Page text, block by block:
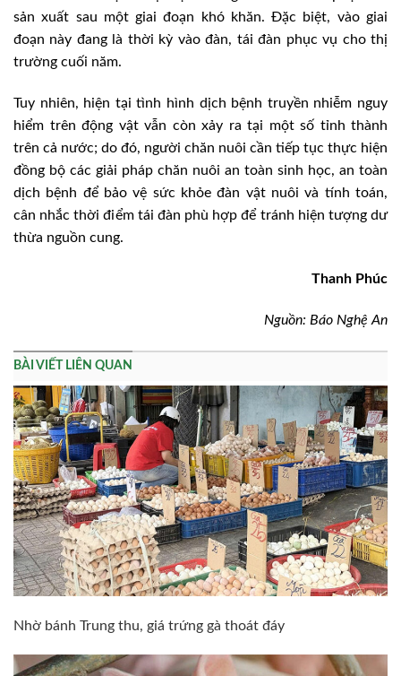
sản xuất sau một giai đoạn khó khăn. Đặc biệt, vào giai
đoạn này đang là thời kỳ vào đàn, tái đàn phục vụ cho thị
trường cuối năm.
Tuy nhiên, hiện tại tình hình dịch bệnh truyền nhiễm nguy
hiểm trên động vật vẫn còn xảy ra tại một số tỉnh thành
trên cả nước; do đó, người chăn nuôi cần tiếp tục thực hiện
đồng bộ các giải pháp chăn nuôi an toàn sinh học, an toàn
dịch bệnh để bảo vệ sức khỏe đàn vật nuôi và tính toán,
cân nhắc thời điểm tái đàn phù hợp để tránh hiện tượng dư
thừa nguồn cung.
Thanh Phúc
Nguồn: Báo Nghệ An
BÀI VIẾT LIÊN QUAN
Nhờ bánh Trung thu, giá trứng gà thoát đáy